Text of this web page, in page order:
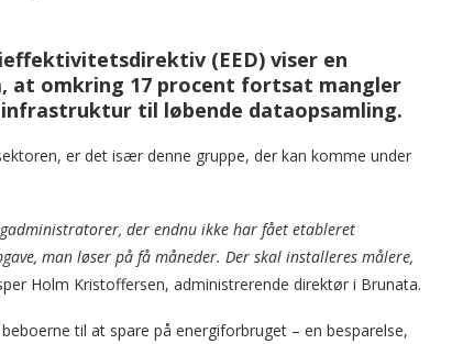
(EED) viser en
at omkring 17 procent fortsat mangler
til løbende dataopsamling.
er det især denne gruppe, der kan komme under
der endnu ikke har fået etableret
man løser på få måneder. Der skal installeres målere,
Holm Kristoffersen, administrerende direktør i Brunata.
til at spare på energiforbruget – en besparelse,